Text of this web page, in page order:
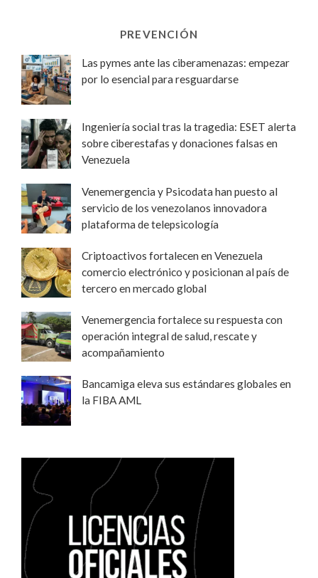
PREVENCIÓN
Las pymes ante las ciberamenazas: empezar
por lo esencial para resguardarse
Ingeniería social tras la tragedia: ESET alerta
sobre ciberestafas y donaciones falsas en
Venezuela
Venemergencia y Psicodata han puesto al
servicio de los venezolanos innovadora
plataforma de telepsicología
Criptoactivos fortalecen en Venezuela
comercio electrónico y posicionan al país de
tercero en mercado global
Venemergencia fortalece su respuesta con
operación integral de salud, rescate y
acompañamiento
Bancamiga eleva sus estándares globales en
la FIBA AML